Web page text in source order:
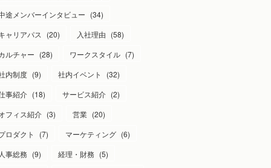
途メンバーインタビュー (34)
ャリアパス
(20) 入社理由 (58)
ルチャー (28) ワークスタイル (7)
内制度 (9) 社内イベント (32)
事紹介 (18) サービス紹介 (2)
フィス紹介 (3) 営業 (20)
ロダクト
(7) マーケティング (6)
人事総務 (9) 経理・財務 (5)